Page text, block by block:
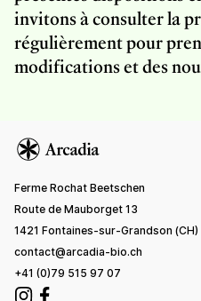
invitons à consulter la
régulièrement pour
modifications et des
Ferme Rochat Beetschen
Route de Mauborget 13
1421 Fontaines-sur-Grandson (CH)
contact@arcadia-bio.ch
+41 (0)79 515 97 07